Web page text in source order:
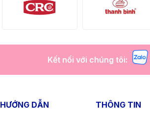
Kết nối với chúng tôi:
HƯỚNG DẪN THÔNG TIN